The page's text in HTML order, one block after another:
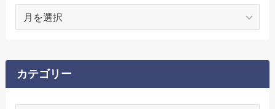
ブ
カテゴリー